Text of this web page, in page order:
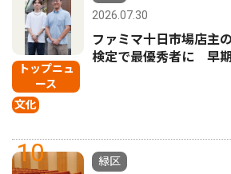
トップニュ
ース
文化
2026.07.30
ファミマ十日市場店主
検定で最優秀者に 早
10
緑区